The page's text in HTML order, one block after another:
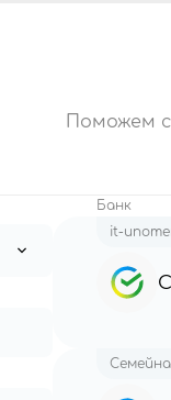
Поможем
Банк
it-